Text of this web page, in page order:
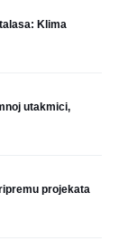
Klima
utakmici,
projekata